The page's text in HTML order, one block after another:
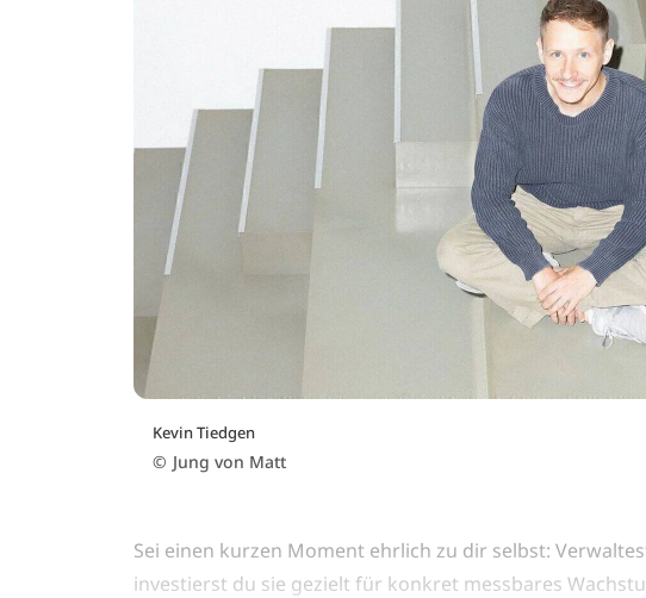
Kevin Tiedgen
© Jung von Matt
Sei einen kurzen Moment ehrlich zu dir selbst:
investierst du sie gezielt für konkret messbares